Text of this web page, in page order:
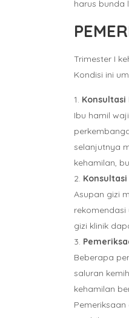
harus bunda
Trimester I
Kondisi ini
Konsultasi
Ibu hamil
selanjutnya
kehamilan,
Asupan gizi
gizi klinik
Beberapa
saluran
kehamilan